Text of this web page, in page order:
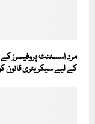
مرد اسسٹنٹ پروفیسرز کے
کے لیے سیکریٹری قانون